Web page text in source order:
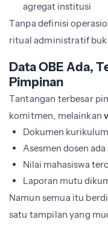
agregat institusi
Tanpa definisi
ritual administratif
Data OBE Ada,
Pimpinan
Tantangan terbesar
komitmen, melainkan
Dokumen
Asesmen dosen
Nilai mahasiswa
Laporan mutu
Namun semua itu
satu tampilan yang